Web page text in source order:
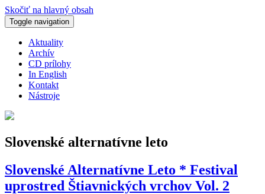
Skočiť na hlavný obsah
Toggle navigation
Aktuality
Archív
CD prílohy
In English
Kontakt
Nástroje
Slovenské alternatívne leto
Slovenské Alternatívne Leto * Festival
uprostred Štiavnických vrchov Vol. 2